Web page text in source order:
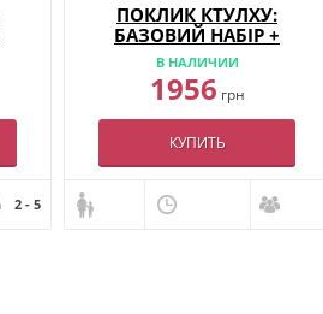
2 - 5
ПОКЛИК КТУЛХУ:
БАЗОВИЙ НАБІР +
НАБІР ВАРТОВОГО —
КОМПЛЕКТ
В НАЛИЧИИ
1956 грн
КУПИТЬ